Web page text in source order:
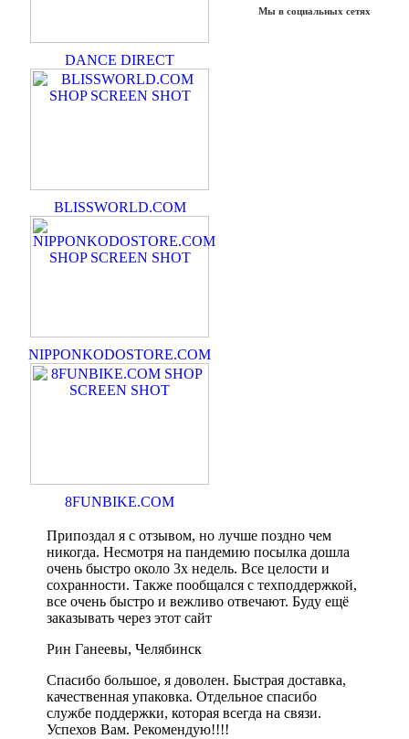
DANCE DIRECT
BLISSWORLD.COM
NIPPONKODOSTORE.COM
8FUNBIKE.COM
Мы в социальных сетях
Припоздал я с отзывом, но лучше поздно чем
никогда. Несмотря на пандемию посылка дошла
очень быстро около 3х недель. Все целости и
сохранности. Также пообщался с техподдержкой,
все очень быстро и вежливо отвечают. Буду ещё
заказывать через этот сайт
Рин Ганеевы, Челябинск
Спасибо большое, я доволен. Быстрая доставка,
качественная упаковка. Отдельное спасибо
службе поддержки, которая всегда на связи.
Успехов Вам. Рекомендую!!!!